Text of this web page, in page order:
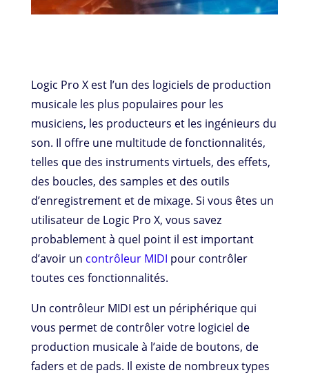
Logic Pro X est l’un des logiciels de production
musicale les plus populaires pour les
musiciens, les producteurs et les ingénieurs du
son. Il offre une multitude de fonctionnalités,
telles que des instruments virtuels, des effets,
des boucles, des samples et des outils
d’enregistrement et de mixage. Si vous êtes un
utilisateur de Logic Pro X, vous savez
probablement à quel point il est important
d’avoir un contrôleur MIDI pour contrôler
toutes ces fonctionnalités.
Un contrôleur MIDI est un périphérique qui
vous permet de contrôler votre logiciel de
production musicale à l’aide de boutons, de
faders et de pads. Il existe de nombreux types